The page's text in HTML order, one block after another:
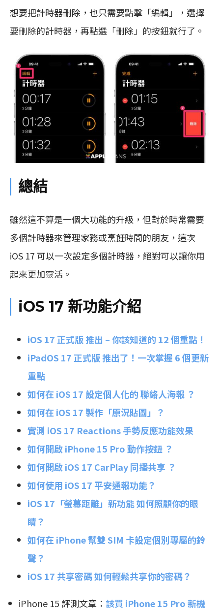
想要把計時器刪除，也只需要點擊「編輯」，選擇
要刪除的計時器，再點選「刪除」的按鈕就行了。
總結
雖然這不算是一個大功能的升級，但對於時常需要
多個計時器來管理家務或烹飪時間的朋友，這次
iOS 17 可以一次設定多個計時器，絕對可以讓你用
起來更加靈活。
iOS 17 新功能介紹
iOS 17 正式版 推出 – 你該知道的 12 個重點！
iPadOS 17 正式版 推出了！一次掌握 6 個更新
重點
如何在 iOS 17 設定個人化的 聯絡人海報 ？
如何在 iOS 17 製作「原況貼圖」？
實測 iOS 17 Reactions 手勢反應功能效果
如何開啟 iPhone 15 Pro 動作按鈕 ？
如何開啟 iOS 17 CarPlay 同播共享 ？
如何使用 iOS 17 平安通報功能？
iOS 17「螢幕距離」新功能 如何照顧你的眼
睛？
如何在 iPhone 幫雙 SIM 卡設定個別專屬的鈴
聲？
iOS 17 共享密碼 如何輕鬆共享你的密碼？
iPhone 15 評測文章： 該買 iPhone 15 Pro 新機